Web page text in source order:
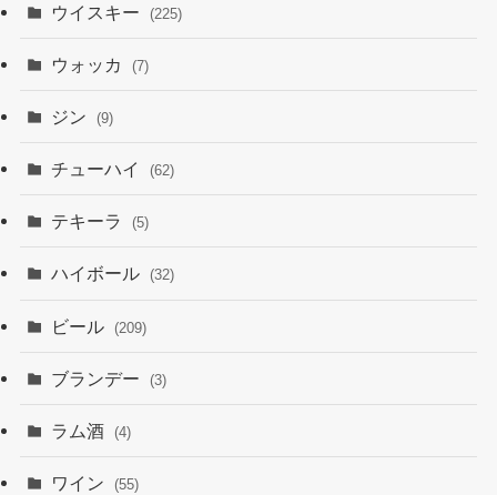
ウイスキー (225)
ウォッカ (7)
ジン (9)
チューハイ (62)
テキーラ (5)
ハイボール (32)
ビール (209)
ブランデー (3)
ラム酒 (4)
ワイン (55)